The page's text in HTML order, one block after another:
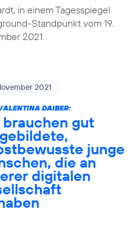
in einem Tagesspiegel
Standpunkt vom 19.
2021.
2021
DAIBER:
gut
junge
die an
digitalen